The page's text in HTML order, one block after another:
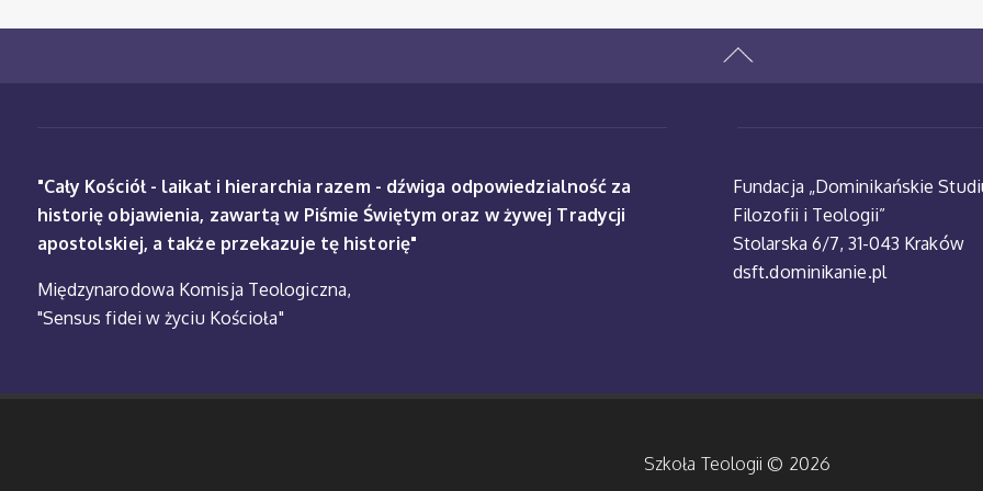
"Cały Kościół - laikat i hierarchia razem - dźwiga odpowiedzialność za
historię objawienia, zawartą w Piśmie Świętym oraz w żywej Tradycji
apostolskiej, a także przekazuje tę historię"
Międzynarodowa Komisja Teologiczna,
"Sensus fidei w życiu Kościoła"
Fundacja „Dominikańskie
Filozofii i Teologii”
Stolarska 6/7, 31-043 Kraków
dsft.dominikanie.pl
Szkoła Teologii © 2026